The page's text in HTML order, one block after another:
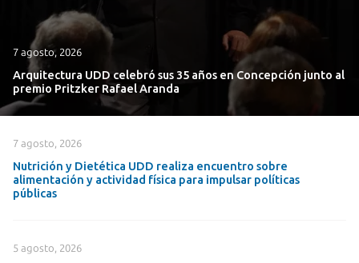
7 agosto, 2026
Arquitectura UDD celebró sus 35 años en Concepción junto al
premio Pritzker Rafael Aranda
7 agosto, 2026
Nutrición y Dietética UDD realiza encuentro sobre
alimentación y actividad física para impulsar políticas
públicas
5 agosto, 2026